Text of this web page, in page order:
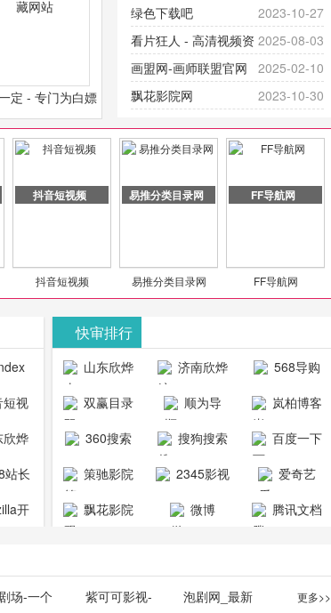
定 - 专门为白嫖
发的宝藏网站
提供最新成全短剧电视剧、电视剧
大全、好看的电视剧、最新的电影
在线观看，神马影院每天更新最新
好看的动作片、 喜剧片、爱情片、
官网-最新影视资源|追剧也很卷
2023-10-27
绿色下载吧
2025-08-03
看片狂人 - 高清视频资
源免费在线观看
2025-02-10
画盟网-画师联盟官网
_huashilm.com_动漫综合2023-10-30
飘花影院网
页版入口
抖音短视频
抖音短视频
易推分类目录网
易推分类目录网
FF导航网
FF导航网
短视
欣烨
公
站长
台开
快审排行
山东欣烨
生物科技有
济南欣烨
科技有限公
568导购
网
双赢目录
顺为导
航-办公运营
岚柏博客
360搜索
搜狗搜索
百度一下
策驰影院
2345影视
大全
爱奇艺
VIP会员
飘花影院
微博 腾讯文档
场-一个 紫可可影视- 泡剧网_最新 更多>>